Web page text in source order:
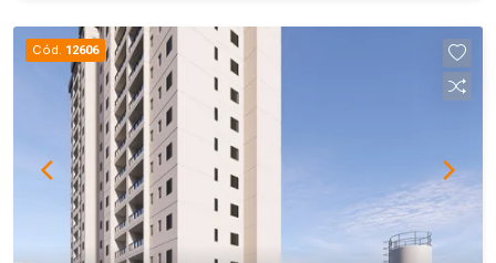
Cód. 12606